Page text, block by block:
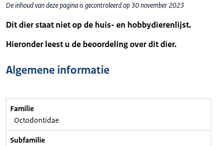
De inhoud van deze pagina is gecontroleerd op 30 november 2023
Dit dier staat niet op de huis- en hobbydierenlijst.
Hieronder leest u de beoordeling over dit dier.
Algemene informatie
Familie
Octodontidae
Subfamilie